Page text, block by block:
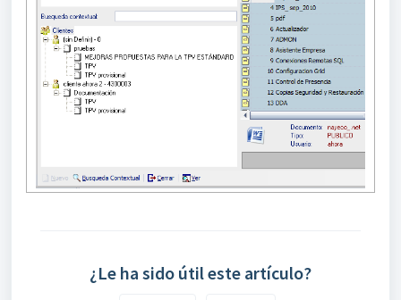
¿Le ha sido útil este artículo?